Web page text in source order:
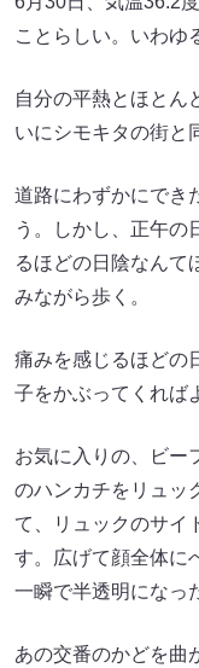
ことらしい。いわゆ
自分の平熱とほとん
いにシモキタの街と
道路にわずかにでき
う。しかし、正午の
るほどの日陰なんて
みながら歩く。
痛みを感じるほどの
子をかぶってくれば
お気に入りの、ビー
のハンカチをリュッ
て、リュックのサイ
す。広げて顔全体に
一瞬で半透明になっ
あの交番のかどを曲